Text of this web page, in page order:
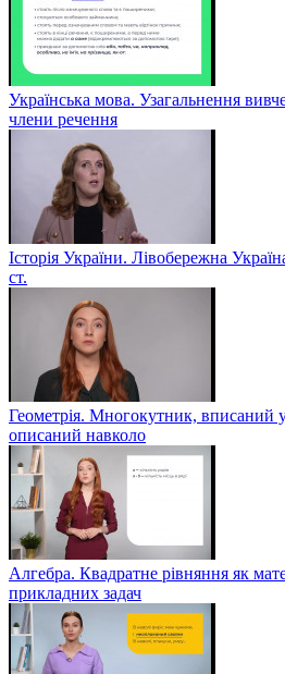
Українська мова. Узагальнення
члени речення
Історія України. Лівобережна
ст.
Геометрія. Многокутник, вписаний
описаний навколо
Алгебра. Квадратне рівняння як
прикладних задач